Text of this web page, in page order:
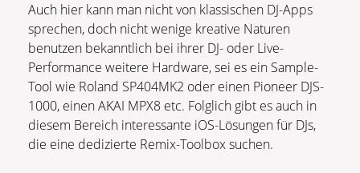
Auch hier kann man nicht von klassischen DJ-Apps
sprechen, doch nicht wenige kreative Naturen
benutzen bekanntlich bei ihrer DJ- oder Live-
Performance weitere Hardware, sei es ein Sample-
Tool wie Roland SP404MK2 oder einen Pioneer DJS-
1000, einen AKAI MPX8 etc. Folglich gibt es auch in
diesem Bereich interessante iOS-Lösungen für DJs,
die eine dedizierte Remix-Toolbox suchen.